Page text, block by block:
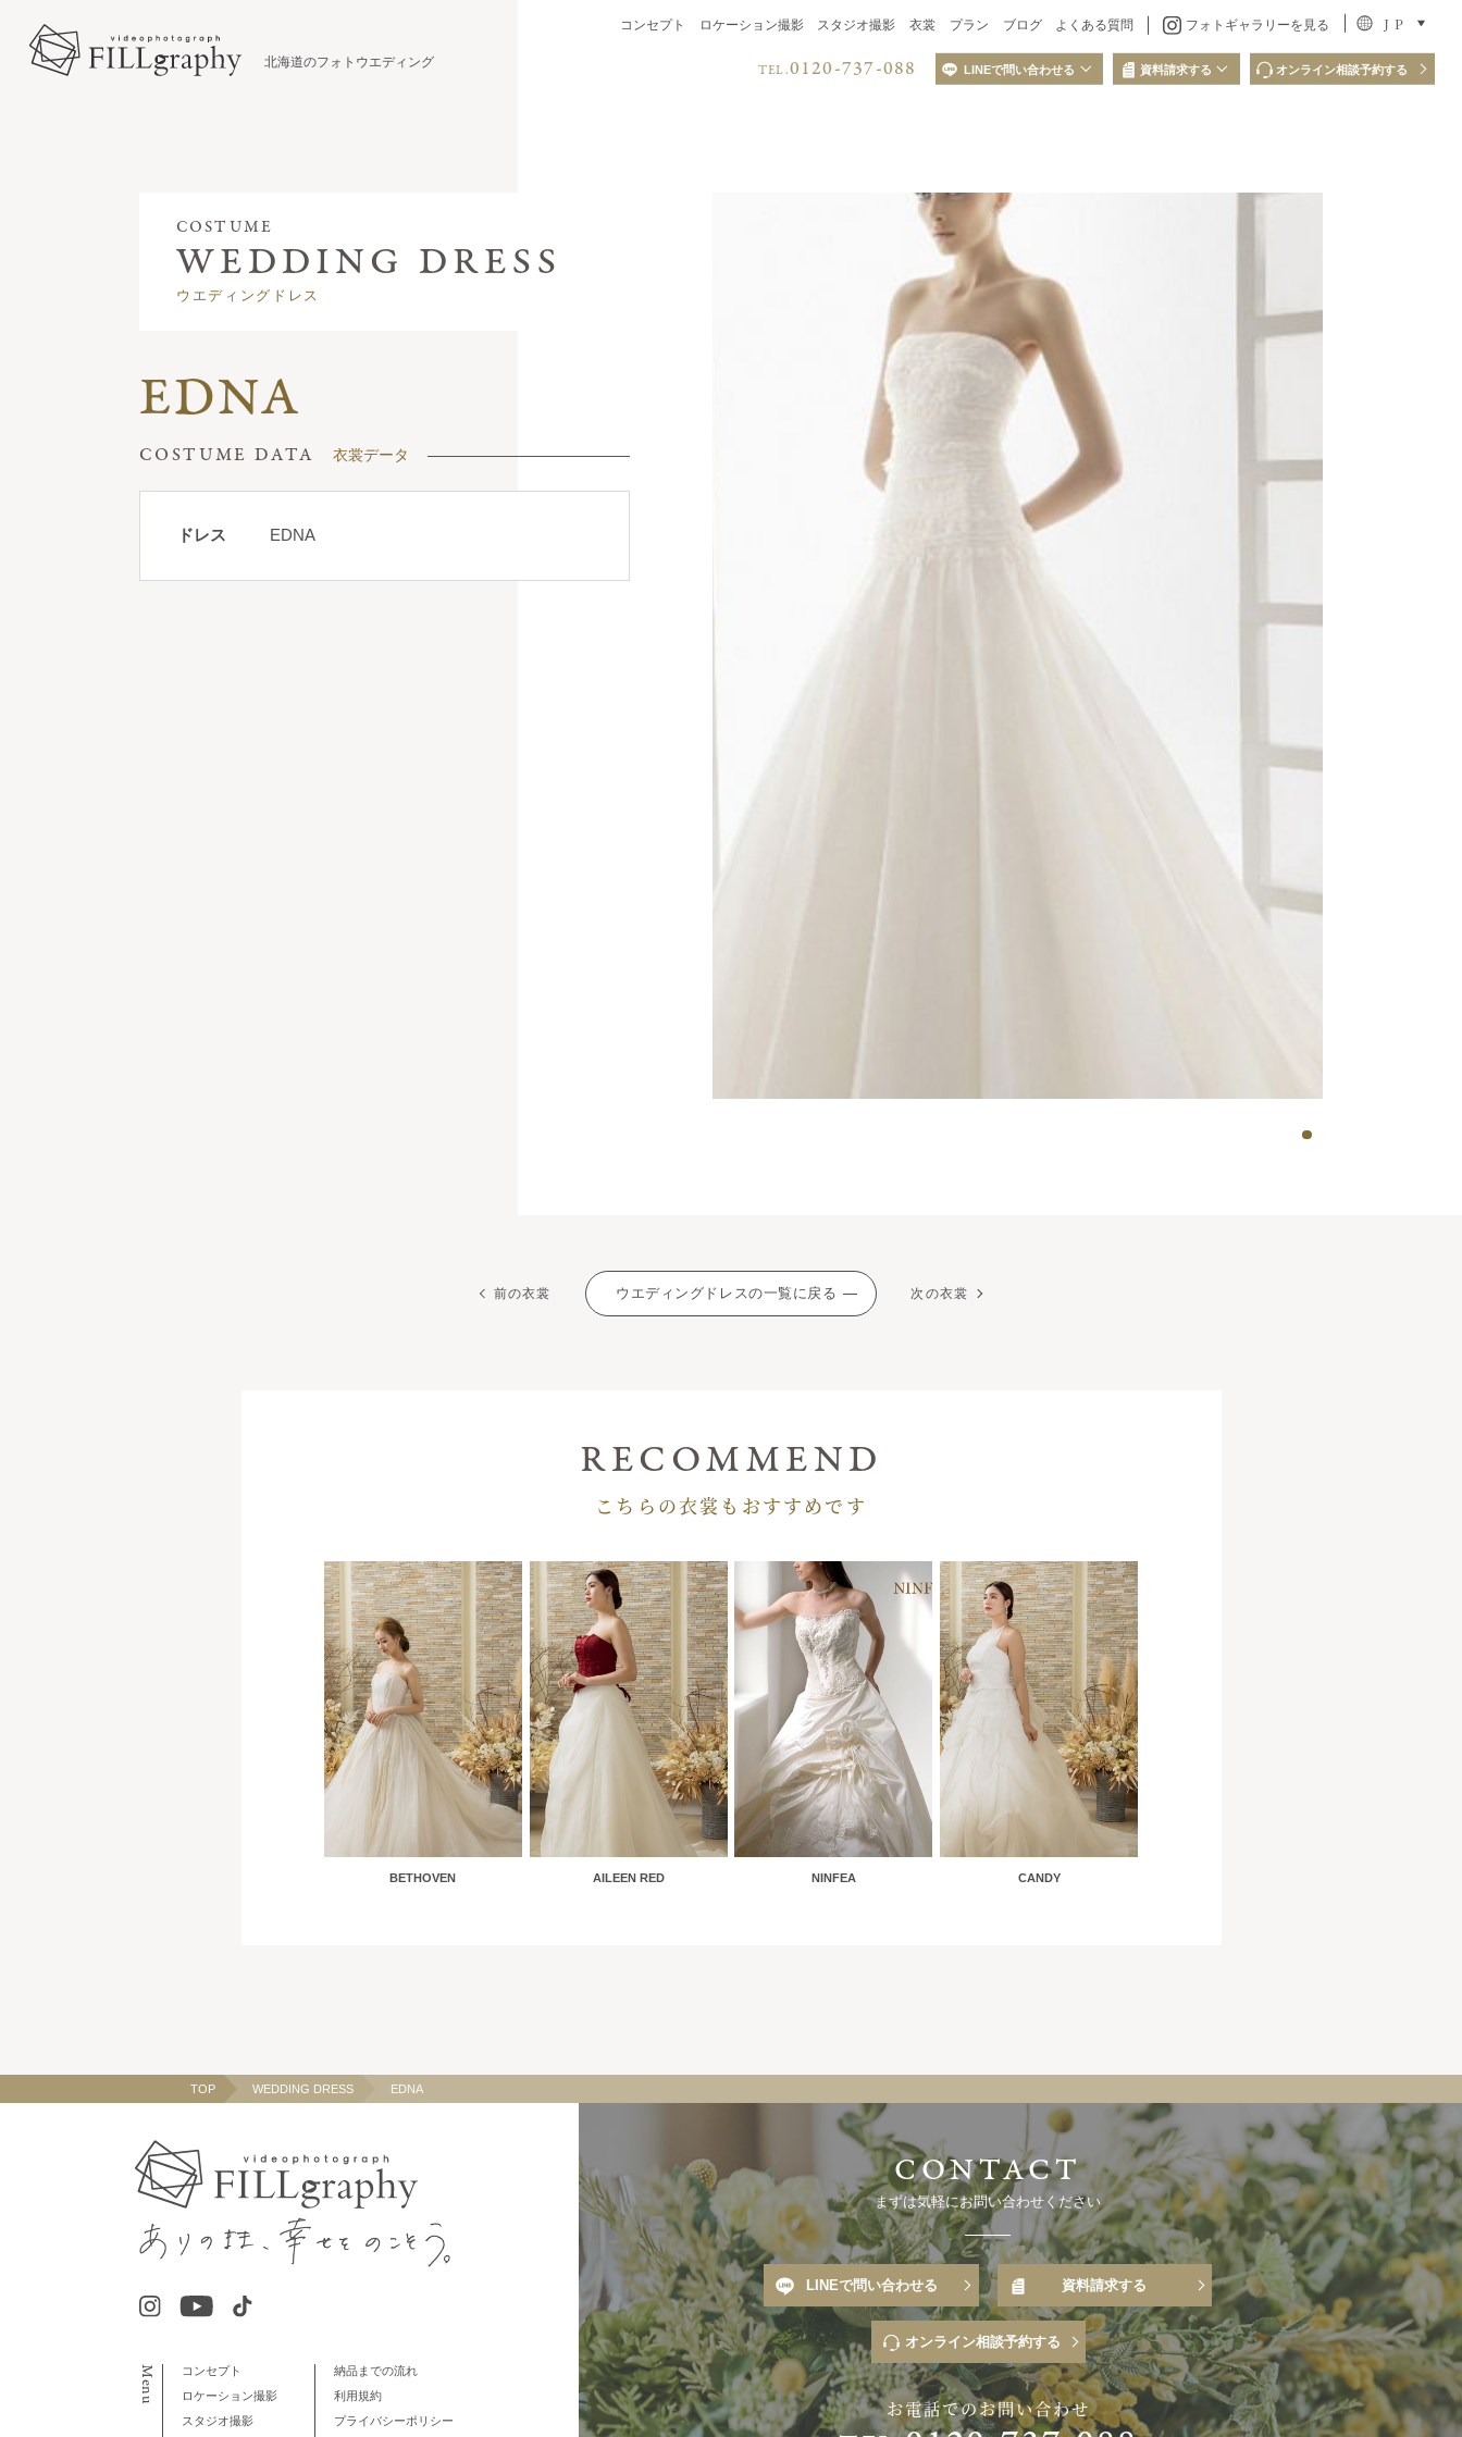
北海道のフォトウエディング
コンセプト ロケーション撮影 スタジオ撮影 衣裳 プラン ブログ よくある質問 フォトギャラリーを見る J P
TEL.0120-737-088 LINEで問い合わせる
LINEからお問い合わせください
資料請求する オンライン相談予約する
COSTUME
ウエディングドレス
EDNA
衣裳データ
ドレス EDNA
前の衣裳 ウエディングドレスの一覧に戻る 次の衣裳
こちらの衣裳もおすすめです
BETHOVEN AILEEN RED NINFEA CANDY
TOP WEDDING DRESS EDNA
Menu
コンセプト
ロケーション撮影
スタジオ撮影
納品までの流れ
利用規約
プライバシーポリシー
まずは気軽にお問い合わせください
LINEで問い合わせる 資料請求する
オンライン相談予約する
お電話でのお問い合わせ